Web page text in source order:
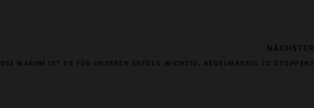
NÄCHSTER
003 WARUM IST ES FÜR UNSEREN ERFOLG WICHTIG, REGELMÄSSIG ZU STOPPEN?